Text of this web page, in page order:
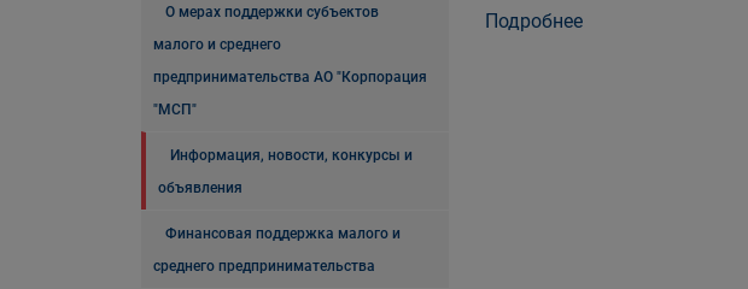
О мерах поддержки субъектов
малого и среднего
предпринимательства АО "Корпорация
"МСП"
Информация, новости, конкурсы и
объявления
Финансовая поддержка малого и
среднего предпринимательства
Подробнее